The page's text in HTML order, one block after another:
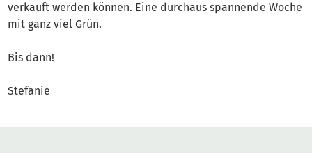
verkauft werden können. Eine durchaus spannende Woche
mit ganz viel Grün.
Bis dann!
Stefanie